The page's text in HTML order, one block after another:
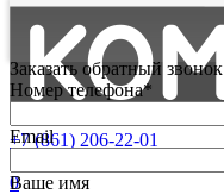
+7 (861) 206-22-01
0
Заказать обратный звонок
Номер телефона*
Email
Ваше имя